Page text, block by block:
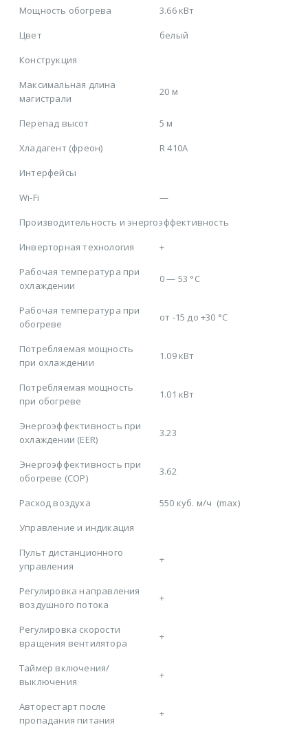
Мощность обогрева
3.66 кВт
Цвет
белый
Конструкция
Максимальная длина
магистрали
20 м
Перепад высот
5 м
Хладагент (фреон)
R 410A
Интерфейсы
Wi-Fi
—
Производительность и энергоэффективность
Инверторная технология
+
Рабочая температура при
охлаждении
0 — 53 °C
Рабочая температура при
обогреве
от -15 до +30 °C
Потребляемая мощность
при охлаждении
1.09 кВт
Потребляемая мощность
при обогреве
1.01 кВт
Энергоэффективность при
охлаждении (EER)
3.23
Энергоэффективность при
обогреве (COP)
3.62
Расход воздуха 550 куб. м/ч (max)
Управление и индикация
Пульт дистанционного
управления
+
Регулировка направления
воздушного потока
+
Регулировка скорости
вращения вентилятора
+
Таймер включения/
выключения
+
Авторестарт после
пропадания питания
+